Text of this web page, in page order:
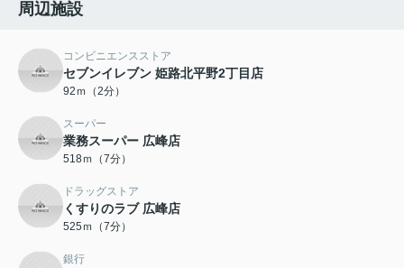
周辺施設
コンビニエンスストア
セブンイレブン 姫路北平野2丁目店
92ｍ（2分）
スーパー
業務スーパー 広峰店
518ｍ（7分）
ドラッグストア
くすりのラブ 広峰店
525ｍ（7分）
銀行